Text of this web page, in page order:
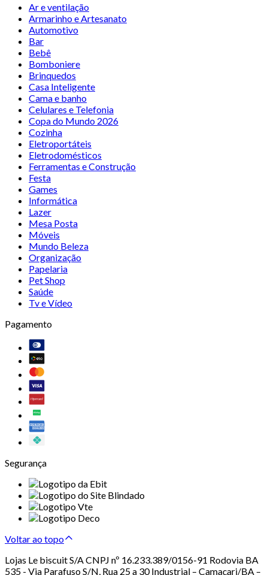
Ar e ventilação
Armarinho e Artesanato
Automotivo
Bar
Bebê
Bomboniere
Brinquedos
Casa Inteligente
Cama e banho
Celulares e Telefonia
Copa do Mundo 2026
Cozinha
Eletroportáteis
Eletrodomésticos
Ferramentas e Construção
Festa
Games
Informática
Lazer
Mesa Posta
Móveis
Mundo Beleza
Organização
Papelaria
Pet Shop
Saúde
Tv e Vídeo
Pagamento
Segurança
Voltar ao topo
Lojas Le biscuit S/A CNPJ nº 16.233.389/0156-91 Rodovia BA
535 - Via Parafuso S/N, Rua 25 a 30 Industrial – Camaçari/BA –